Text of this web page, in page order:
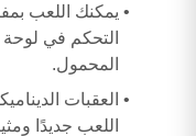
يمكنك اللعب
التحكم في لوحة
المحمول.
العقبات
اللعب جديدًا